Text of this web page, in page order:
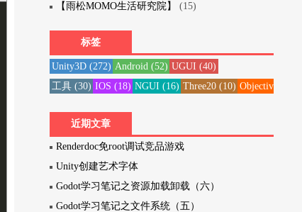
【雨松MOMO生活研究院】
(15)
标签
Unity3D(272) Android(52) UGUI (40)
工具(30) IOS (18) NGUI (16) Three20(10) Objective-C
近期文章
Renderdoc免root调试竞品游戏
Unity创建艺术字体
Godot学习笔记之资源加载卸载（六）
Godot学习笔记之文件系统（五）